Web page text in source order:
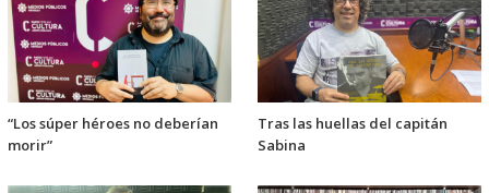
“Los súper héroes no deberían
morir”
Tras las huellas del capitán
Sabina